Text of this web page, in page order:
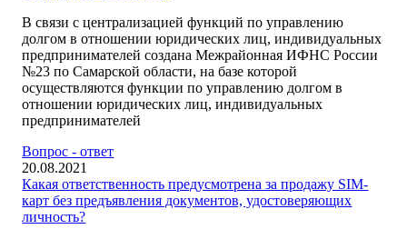
В связи с централизацией функций по управлению
долгом в отношении юридических лиц, индивидуальных
предпринимателей создана Межрайонная ИФНС России
№23 по Самарской области, на базе которой
осуществляются функции по управлению долгом в
отношении юридических лиц, индивидуальных
предпринимателей
Вопрос - ответ
20.08.2021
Какая ответственность предусмотрена за продажу SIM-
карт без предъявления документов, удостоверяющих
личность?